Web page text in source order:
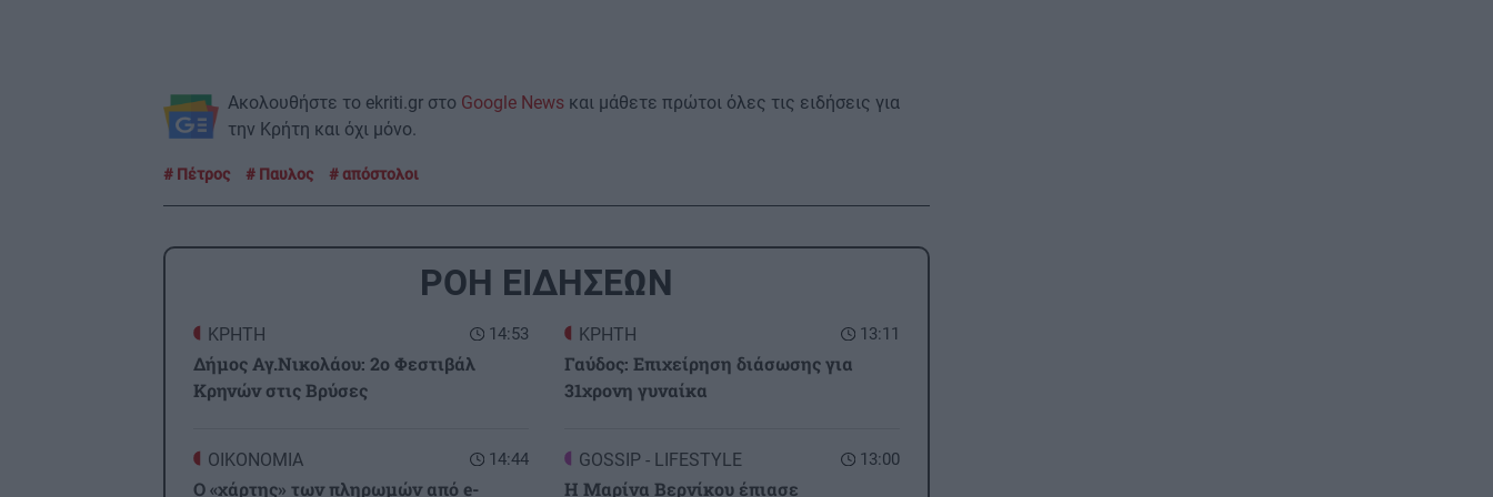
Ακολουθήστε το ekriti.gr στο Google News και μάθετε πρώτοι όλες τις ειδήσεις για
την Κρήτη και όχι μόνο.
Πέτρος Παυλος απόστολοι
ΡΟΗ ΕΙΔΗΣΕΩΝ
14:53
ΚΡΗΤΗ
Δήμος Αγ.Νικολάου: 2ο Φεστιβάλ
Κρηνών στις Βρύσες
14:44
ΟΙΚΟΝΟΜΙΑ
Ο «χάρτης» των πληρωμών από e-
13:11
ΚΡΗΤΗ
Γαύδος: Επιχείρηση διάσωσης για
31χρονη γυναίκα
13:00
GOSSIP - LIFESTYLE
Η Μαρίνα Βερνίκου έπιασε